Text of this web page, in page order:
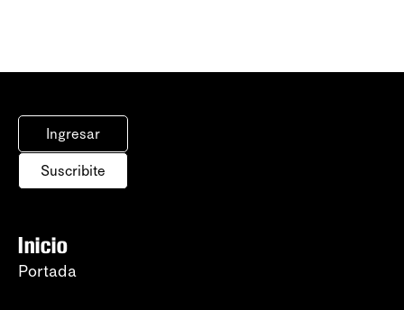
Ingresar
Suscribite
Inicio
Portada